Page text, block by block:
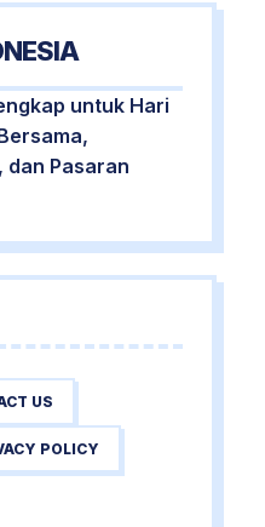
untuk Hari
dan Pasaran
US
POLICY